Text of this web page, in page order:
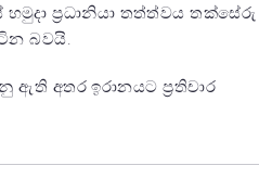
ප්‍රධානියා තත්ත්වය තක්සේරු
බවයි.
ඇති අතර ඉරානයට ප්‍රතිචාර